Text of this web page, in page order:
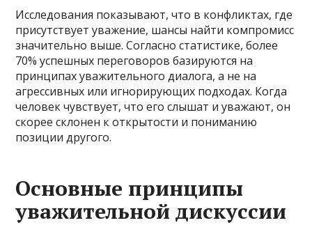
Исследования показывают, что в конфликтах, где
присутствует уважение, шансы найти компромисс
значительно выше. Согласно статистике, более
70% успешных переговоров базируются на
принципах уважительного диалога, а не на
агрессивных или игнорирующих подходах. Когда
человек чувствует, что его слышат и уважают, он
скорее склонен к открытости и пониманию
позиции другого.
Основные принципы
уважительной дискуссии